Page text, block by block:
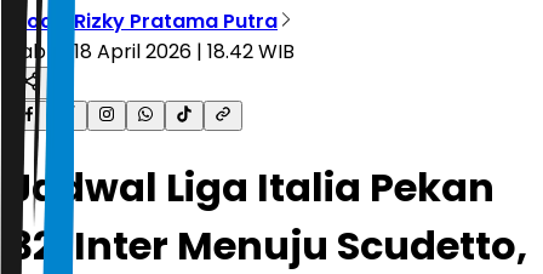
Moch. Rizky Pratama Putra
Sabtu, 18 April 2026 | 18.42 WIB
Jadwal Liga Italia Pekan
32: Inter Menuju Scudetto,